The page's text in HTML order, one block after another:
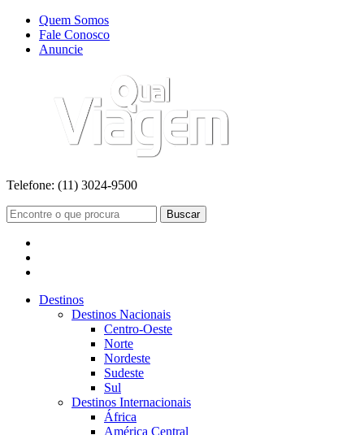
Quem Somos
Fale Conosco
Anuncie
Telefone: (11) 3024-9500
Buscar
Destinos
Destinos Nacionais
Centro-Oeste
Norte
Nordeste
Sudeste
Sul
Destinos Internacionais
África
América Central